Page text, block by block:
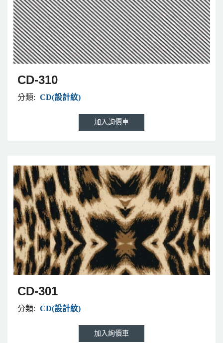
CD-310
分類: CD(設計紋)
CD-301
分類: CD(設計紋)